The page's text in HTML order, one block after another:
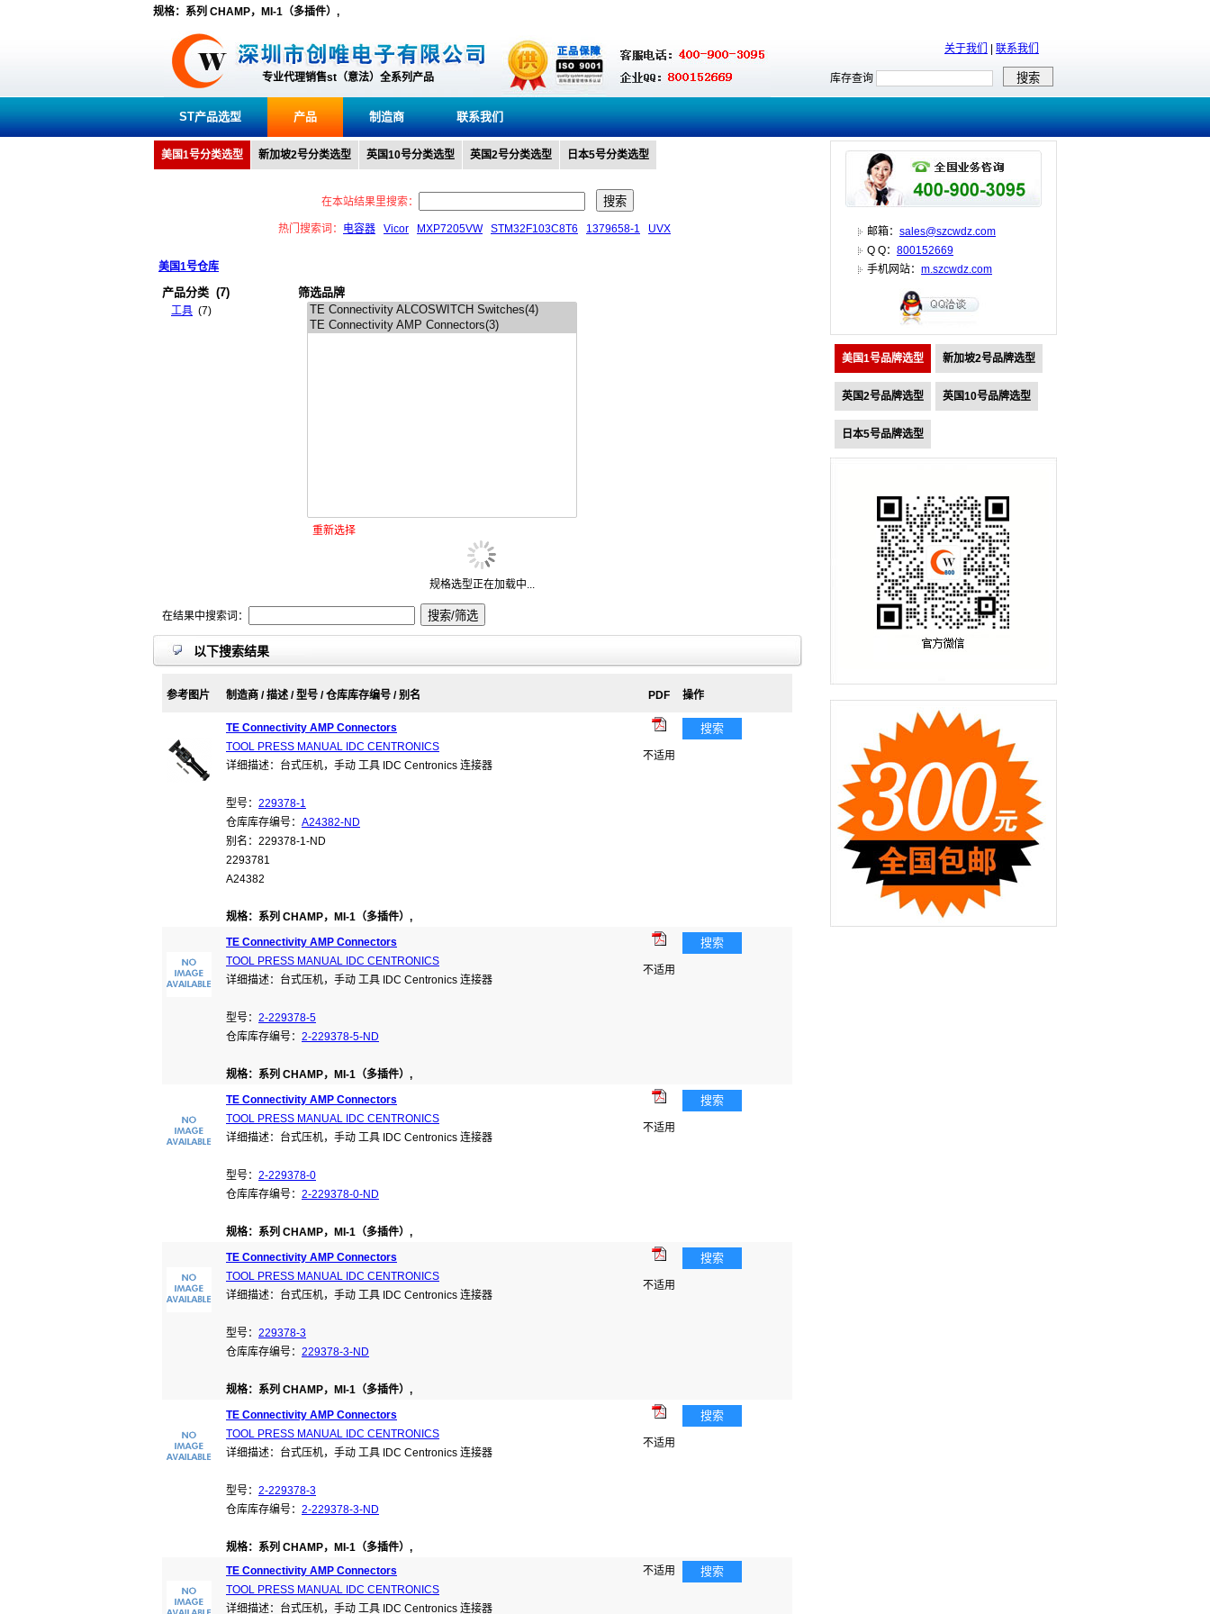
规格：系列 CHAMP，MI-1（多插件）,
专业代理销售st（意法）全系列产品
关于我们 联系我们
库存查询
ST产品选型 产品 制造商 联系我们
美国1号分类选型 新加坡2号分类选型 英国10号分类选型 英国2号分类选型 日本5号分类选型
在本站结果里搜索：
热门搜索词： 电容器 Vicor MXP7205VW STM32F103C8T6 1379658-1 UVX
美国1号仓库
产品分类 (7)
工具 (7)
筛选品牌
重新选择
规格选型正在加载中...
在结果中搜索词：
以下搜索结果
参考图片 制造商 / 描述 / 型号 / 仓库库存编号 / 别名 PDF 操作
TE Connectivity AMP Connectors
TOOL PRESS MANUAL IDC CENTRONICS
详细描述：台式压机，手动 工具 IDC Centronics 连接器
型号： 229378-1
仓库库存编号： A24382-ND
别名：229378-1-ND
2293781
A24382
规格：系列 CHAMP，MI-1（多插件）,
不适用
搜索
TE Connectivity AMP Connectors
TOOL PRESS MANUAL IDC CENTRONICS
详细描述：台式压机，手动 工具 IDC Centronics 连接器
型号： 2-229378-5
仓库库存编号： 2-229378-5-ND
规格：系列 CHAMP，MI-1（多插件）,
不适用
搜索
TE Connectivity AMP Connectors
TOOL PRESS MANUAL IDC CENTRONICS
详细描述：台式压机，手动 工具 IDC Centronics 连接器
型号： 2-229378-0
仓库库存编号： 2-229378-0-ND
规格：系列 CHAMP，MI-1（多插件）,
不适用
搜索
TE Connectivity AMP Connectors
TOOL PRESS MANUAL IDC CENTRONICS
详细描述：台式压机，手动 工具 IDC Centronics 连接器
型号： 229378-3
仓库库存编号： 229378-3-ND
规格：系列 CHAMP，MI-1（多插件）,
不适用
搜索
TE Connectivity AMP Connectors
TOOL PRESS MANUAL IDC CENTRONICS
详细描述：台式压机，手动 工具 IDC Centronics 连接器
型号： 2-229378-3
仓库库存编号： 2-229378-3-ND
规格：系列 CHAMP，MI-1（多插件）,
不适用
搜索
TE Connectivity AMP Connectors
TOOL PRESS MANUAL IDC CENTRONICS
详细描述：台式压机，手动 工具 IDC Centronics 连接器
不适用 搜索
邮箱： sales@szcwdz.com
Q Q： 800152669
手机网站： m.szcwdz.com
美国1号品牌选型 新加坡2号品牌选型
英国2号品牌选型 英国10号品牌选型
日本5号品牌选型